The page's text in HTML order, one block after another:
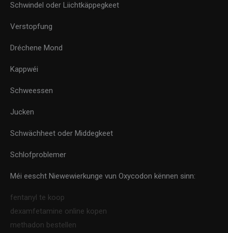
Schwindel oder Liichtkäppegkeet
Verstopfung
Dréchene Mond
Kappwéi
Schweessen
Jucken
Schwächheet oder Middegkeet
Schlofproblemer
Méi eescht Niewewierkunge vun Oxycodon kënnen sinn:
fentanyl te koop
dexamfetamine online kopen
methadon bestellen